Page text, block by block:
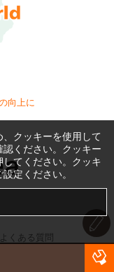
向上に
よくある質問
ーポリシー
クッキーを使用して
認ください。クッキー
てください。クッキ
定ください。